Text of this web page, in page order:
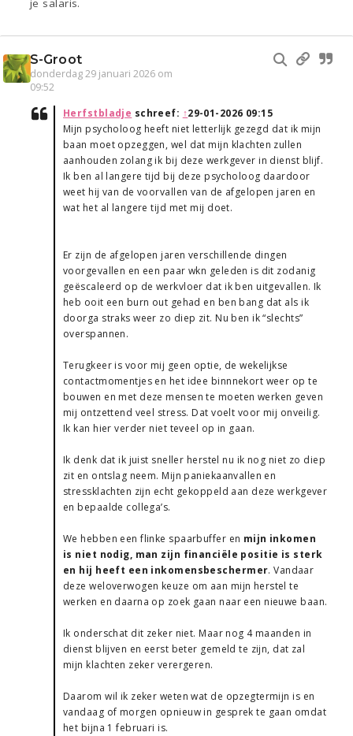
je salaris.
S-Groot
donderdag 29 januari 2026 om
09:52
Herfstbladje schreef: ↑29-01-2026 09:15
Mijn psycholoog heeft niet letterlijk gezegd dat ik mijn
baan moet opzeggen, wel dat mijn klachten zullen
aanhouden zolang ik bij deze werkgever in dienst blijf.
Ik ben al langere tijd bij deze psycholoog daardoor
weet hij van de voorvallen van de afgelopen jaren en
wat het al langere tijd met mij doet.
Er zijn de afgelopen jaren verschillende dingen
voorgevallen en een paar wkn geleden is dit zodanig
geëscaleerd op de werkvloer dat ik ben uitgevallen. Ik
heb ooit een burn out gehad en ben bang dat als ik
doorga straks weer zo diep zit. Nu ben ik “slechts”
overspannen.
Terugkeer is voor mij geen optie, de wekelijkse
contactmomentjes en het idee binnnekort weer op te
bouwen en met deze mensen te moeten werken geven
mij ontzettend veel stress. Dat voelt voor mij onveilig.
Ik kan hier verder niet teveel op in gaan.
Ik denk dat ik juist sneller herstel nu ik nog niet zo diep
zit en ontslag neem. Mijn paniekaanvallen en
stressklachten zijn echt gekoppeld aan deze werkgever
en bepaalde collega’s.
We hebben een flinke spaarbuffer en mijn inkomen
is niet nodig, man zijn financiële positie is sterk
en hij heeft een inkomensbeschermer. Vandaar
deze weloverwogen keuze om aan mijn herstel te
werken en daarna op zoek gaan naar een nieuwe baan.
Ik onderschat dit zeker niet. Maar nog 4 maanden in
dienst blijven en eerst beter gemeld te zijn, dat zal
mijn klachten zeker verergeren.
Daarom wil ik zeker weten wat de opzegtermijn is en
vandaag of morgen opnieuw in gesprek te gaan omdat
het bijna 1 februari is.